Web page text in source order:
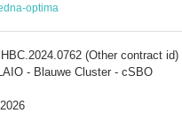
optima
(Other contract id)
- Blauwe Cluster - cSBO